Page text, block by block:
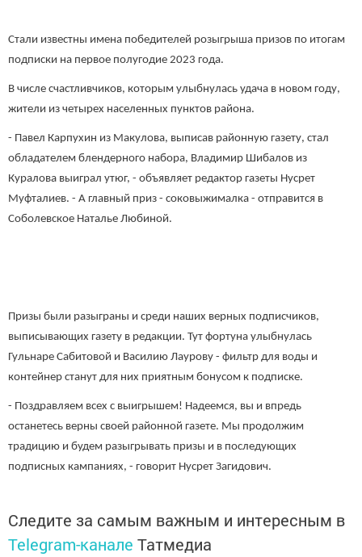
Стали известны имена победителей розыгрыша призов по итогам
подписки на первое полугодие 2023 года.
В числе счастливчиков, которым улыбнулась удача в новом году,
жители из четырех населенных пунктов района.
- Павел Карпухин из Макулова, выписав районную газету, стал
обладателем блендерного набора, Владимир Шибалов из
Куралова выиграл утюг, - объявляет редактор газеты Нусрет
Муфталиев. - А главный приз - соковыжималка - отправится в
Соболевское Наталье Любиной.
Призы были разыграны и среди наших верных подписчиков,
выписывающих газету в редакции. Тут фортуна улыбнулась
Гульнаре Сабитовой и Василию Лаурову - фильтр для воды и
контейнер станут для них приятным бонусом к подписке.
- Поздравляем всех с выигрышем! Надеемся, вы и впредь
останетесь верны своей районной газете. Мы продолжим
традицию и будем разыгрывать призы и в последующих
подписных кампаниях, - говорит Нусрет Загидович.
Следите за самым важным и интересным в
Telegram-канале Татмедиа